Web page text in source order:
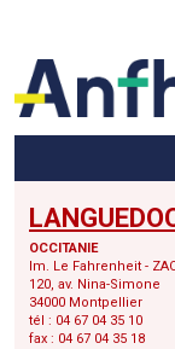
OCCITANIE
Im. Le Fahrenheit -
120, av. Nina-Simone
34000 Montpellier
tél : 04 67 04 35 10
fax : 04 67 04 35 18